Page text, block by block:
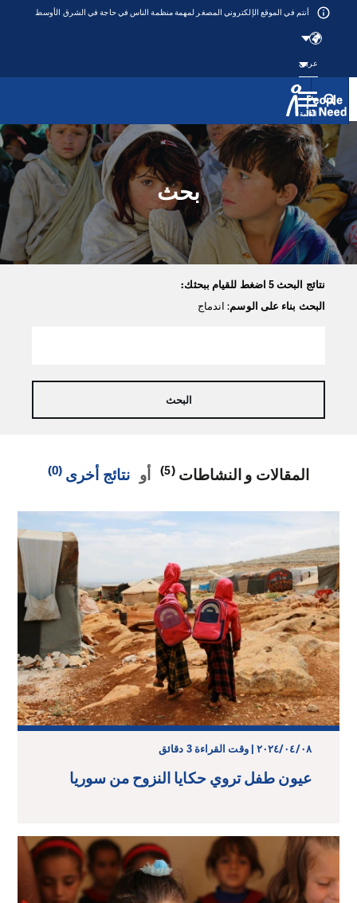
Přeskočit na obsah
أنتم في الموقع الإلكتروني المصغر لمهمة منظمة الناس في حاجة في الشرق الأوسط
عربي
القائمة
بحث
نتائج البحث 5 اضغط للقيام ببحثك:
البحث بناء على الوسم: اندماج
المقالات و النشاطات أو نتائج أخرى
٠٨‏/٠٤‏/٢٠٢٤ | وقت القراءة 3 دقائق
عيون طفل تروي حكايا النزوح من سوريا